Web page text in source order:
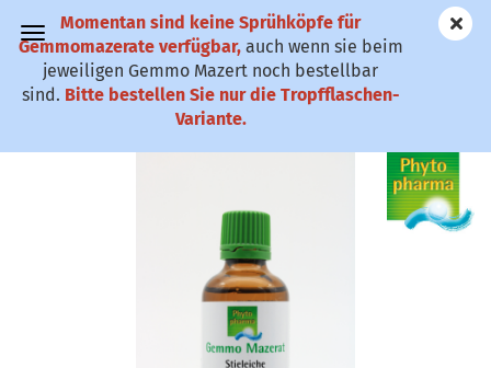
✆ 0911-61 79
25
Momentan sind keine Sprühköpfe für
Gemmomazerate verfügbar, auch wenn sie beim
jeweiligen Gemmo Mazert noch bestellbar
sind. Bitte bestellen Sie nur die Tropfflaschen-
Variante.
Gemmo Mazerat Stieleiche (Quercus robur)